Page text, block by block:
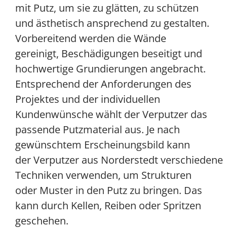
mit Putz, um sie zu glätten, zu schützen
und ästhetisch ansprechend zu gestalten.
Vorbereitend werden die Wände
gereinigt, Beschädigungen beseitigt und
hochwertige Grundierungen angebracht.
Entsprechend der Anforderungen des
Projektes und der individuellen
Kundenwünsche wählt der Verputzer das
passende Putzmaterial aus. Je nach
gewünschtem Erscheinungsbild kann
der Verputzer aus Norderstedt verschiedene
Techniken verwenden, um Strukturen
oder Muster in den Putz zu bringen. Das
kann durch Kellen, Reiben oder Spritzen
geschehen.